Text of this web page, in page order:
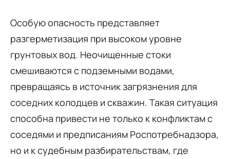
Особую опасность представляет
разгерметизация при высоком уровне
грунтовых вод. Неочищенные стоки
смешиваются с подземными водами,
превращаясь в источник загрязнения для
соседних колодцев и скважин. Такая ситуация
способна привести не только к конфликтам с
соседями и предписаниям Роспотребнадзора,
но и к судебным разбирательствам, где